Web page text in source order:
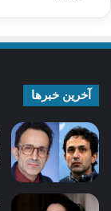
آخرین خبرها